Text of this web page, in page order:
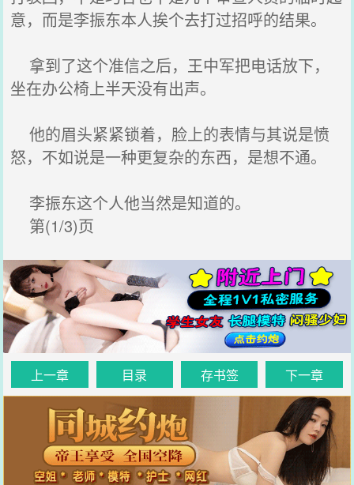
意，而是李振东本人挨个去打过招呼的结果。
拿到了这个准信之后，王中军把电话放下，
坐在办公椅上半天没有出声。
他的眉头紧紧锁着，脸上的表情与其说是愤
怒，不如说是一种更复杂的东西，是想不通。
李振东这个人他当然是知道的。
第(1/3)页
上一章 目录 存书签 下一章